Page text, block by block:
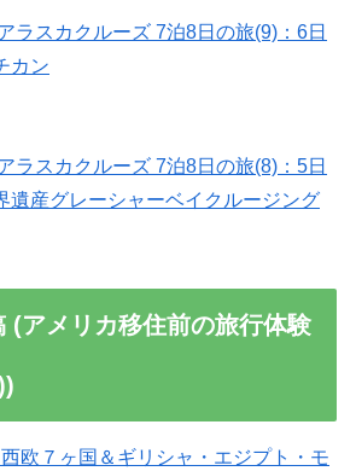
ラスカクルーズ 7泊8日の旅(9)：6日
カン
ラスカクルーズ 7泊8日の旅(8)：5日
産グレーシャーベイクルージング
(アメリカ移住前の旅行体験
欧７ヶ国＆ギリシャ・エジプト・モ